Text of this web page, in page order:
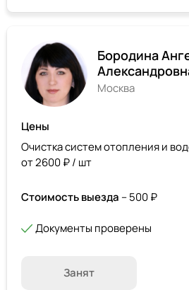
Бородина
Москва
Цены
Очистка систем отопления и
от 2600 ₽ / шт
Стоимость выезда – 500 ₽
Документы проверены
Занят